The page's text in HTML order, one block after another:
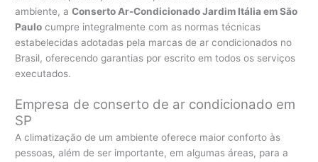
ambiente, aConserto Ar-Condicionado Jardim Itália em São
Paulo cumpre integralmente com as normas técnicas
estabelecidas adotadas pela marcas de ar condicionados no
Brasil, oferecendo garantias por escrito em todos os serviços
executados.
Empresa de conserto de ar condicionado em
SP
A climatização de um ambiente oferece maior conforto às
pessoas, além de ser importante, em algumas áreas, para a